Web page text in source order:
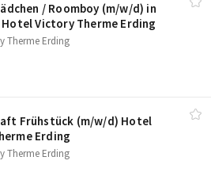
/​ Roomboy (m/​w/​d) in
Victory Therme Erding
Therme Erding
Frühstück (m/​w/​d) Hotel
Erding
Therme Erding